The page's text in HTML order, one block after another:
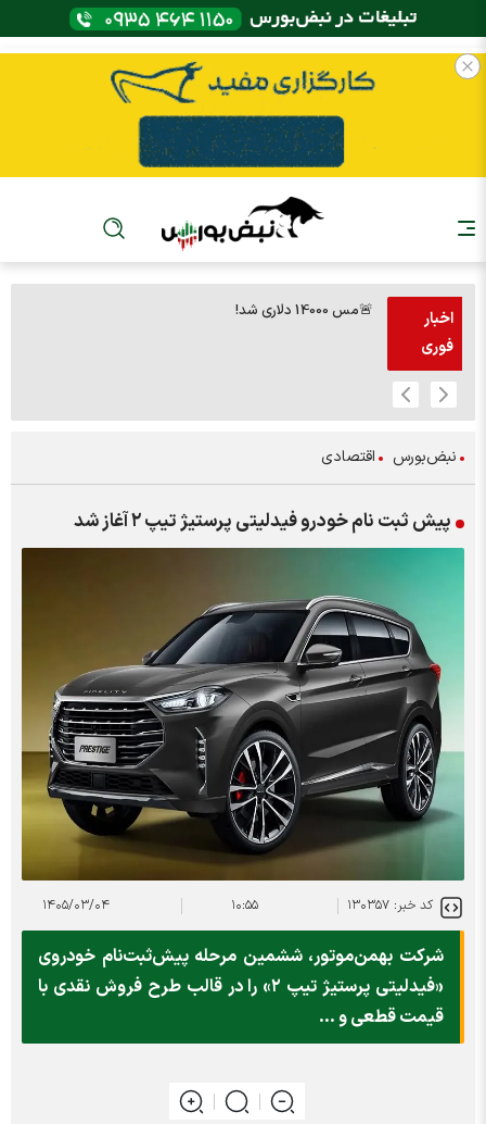
اخبار
فوری
🚨مس 14000 دلاری شد!
نبض‌بورس اقتصادی
پیش ثبت نام خودرو فیدلیتی پرستیژ تیپ ۲ آغاز شد
کد خبر: ۱۳۰۳۵۷ ۱۰:۵۵ ۱۴۰۵/۰۳/۰۴
شرکت بهمن‌موتور، ششمین مرحله پیش‌ثبت‌نام خودروی
«فیدلیتی پرستیژ تیپ ۲» را در قالب طرح فروش نقدی با
قیمت قطعی و ...